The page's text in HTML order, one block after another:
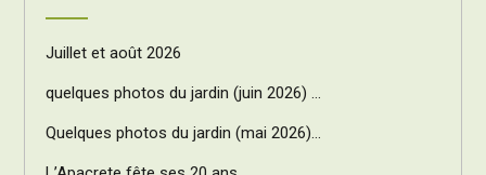
Juillet et août 2026
quelques photos du jardin (juin 2026) …
Quelques photos du jardin (mai 2026)…